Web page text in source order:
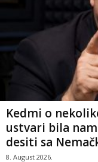
Kedmi o
ustvari bila
desiti sa
8. August 2026.